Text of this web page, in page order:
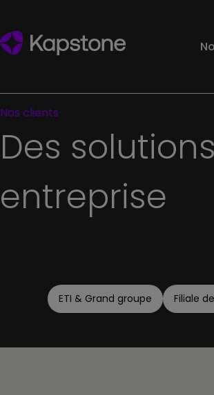
Nos clients
Des solutions
entreprise
ETI & Grand groupe Filiale